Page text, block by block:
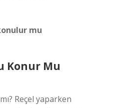
mu
Konur Mu
Reçel yaparken